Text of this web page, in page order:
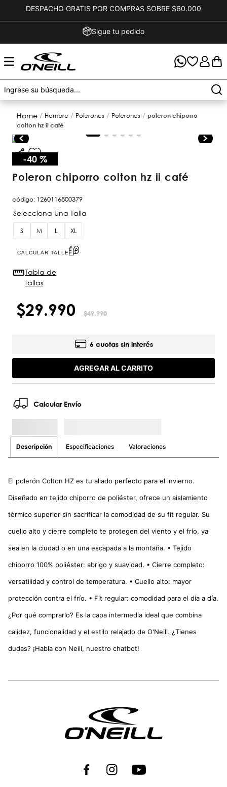
DESPACHO GRATIS POR COMPRAS SOBRE $60.000
Sigue tu pedido
hombre polerones polerones
poleron chiporro
colton hz ii café
-40 %
poleron chiporro colton hz ii café
código: 1260116800379
S M L XL
CALCULAR TALLE
Tabla de
tallas
$29.990 $49.990
6 cuotas sin interés
AGREGAR AL CARRITO
Calcular Envío
Descripción Especificaciones Valoraciones
El polerón Colton HZ es tu aliado perfecto para el invierno.
Diseñado en tejido chiporro de poliéster, ofrece un aislamiento
térmico superior sin sacrificar la comodidad de su fit regular. Su
cuello alto y cierre completo te protegen del viento y el frío, ya
sea en la ciudad o en una escapada a la montaña. • Tejido
chiporro 100% poliéster: abrigo y suavidad. • Cierre completo:
versatilidad y control de temperatura. • Cuello alto: mayor
protección contra el frío. • Fit regular: comodidad para el día a día.
¿Por qué comprarlo? Es la capa intermedia ideal que combina
calidez, funcionalidad y el estilo relajado de O'Neill. ¿Tienes
dudas? ¡Habla con Neill, nuestro chatbot!